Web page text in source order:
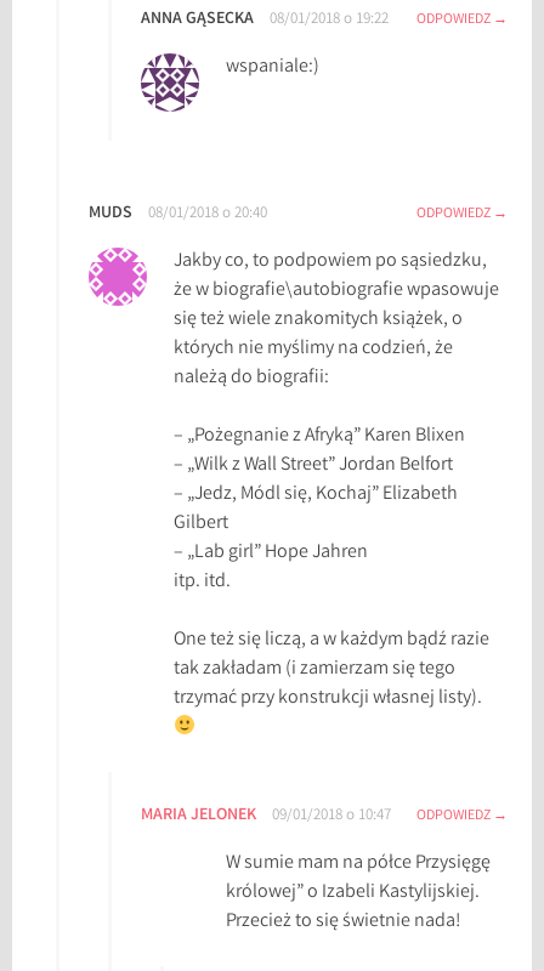
w
c
z
y
t
e
n
i
c
z
e
2
1
8
,
w
n
e
ANNA GĄSECKA 08/01/2018 o 19:22 ODPOWIEDZ
wspaniale:)
MUDS 08/01/2018 o 20:40 ODPOWIEDZ
Jakby co, to podpowiem po sąsiedzku,
że w biografie\autobiografie wpasowuje
się też wiele znakomitych książek, o
których nie myślimy na codzień, że
należą do biografii:
– „Pożegnanie z Afryką” Karen Blixen
– „Wilk z Wall Street” Jordan Belfort
– „Jedz, Módl się, Kochaj” Elizabeth
Gilbert
– „Lab girl” Hope Jahren
itp. itd.
One też się liczą, a w każdym bądź razie
tak zakładam (i zamierzam się tego
trzymać przy konstrukcji własnej listy).
MARIA JELONEK 09/01/2018 o 10:47 ODPOWIEDZ
W sumie mam na półce Przysięgę
królowej” o Izabeli Kastylijskiej.
Przecież to się świetnie nada!